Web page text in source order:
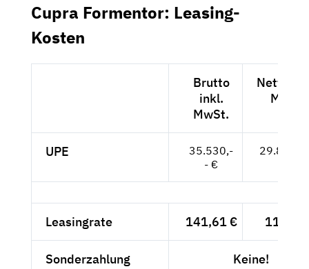
Cupra Formentor: Leasing-
Kosten
Brutto
inkl.
MwSt.
Netto
MwSt.
UPE
35.530,-
- €
Leasingrate 141,61 € 119,--
Sonderzahlung Keine!